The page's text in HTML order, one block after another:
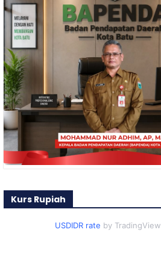
Kurs Rupiah
USDIDR rate by TradingView